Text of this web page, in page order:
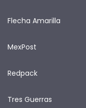
Flecha Amarilla
MexPost
Redpack
Tres Guerras